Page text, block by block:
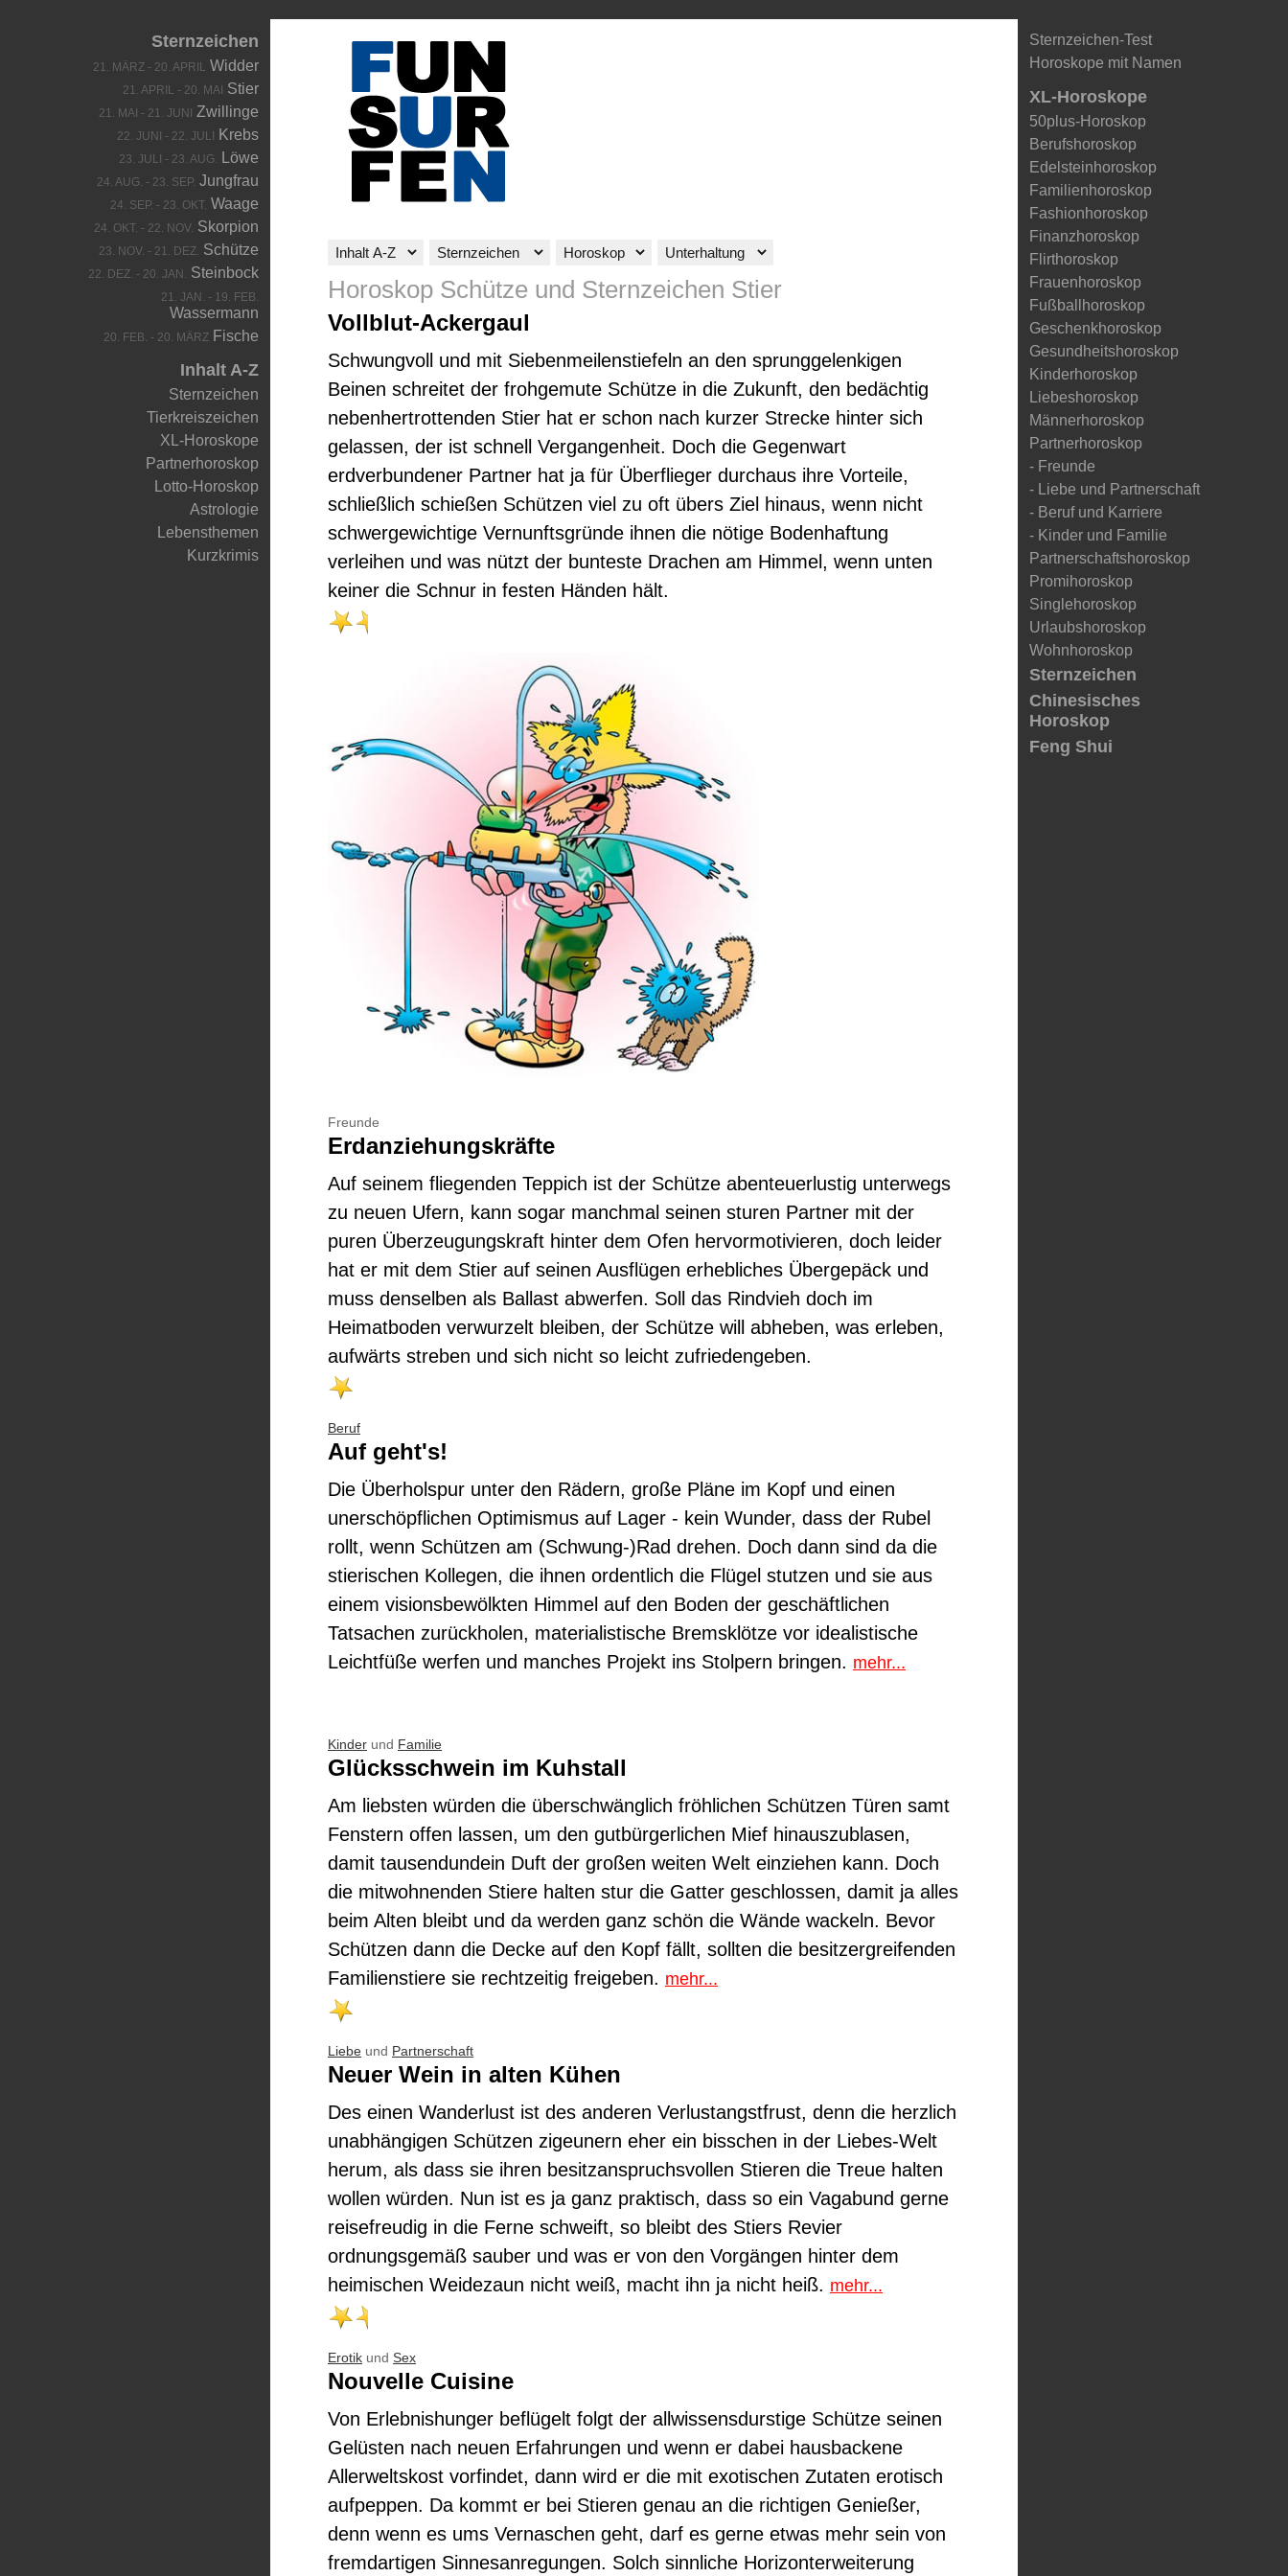
Sternzeichen
21. MÄRZ - 20. APRIL Widder
21. APRIL - 20. MAI Stier
21. MAI - 21. JUNI Zwillinge
22. JUNI - 22. JULI Krebs
23. JULI - 23. AUG. Löwe
24. AUG. - 23. SEP. Jungfrau
24. SEP. - 23. OKT. Waage
24. OKT. - 22. NOV. Skorpion
23. NOV. - 21. DEZ. Schütze
22. DEZ. - 20. JAN. Steinbock
21. JAN. - 19. FEB.
Wassermann
20. FEB. - 20. MÄRZ Fische
Inhalt A-Z
Sternzeichen
Tierkreiszeichen
XL-Horoskope
Partnerhoroskop
Lotto-Horoskop
Astrologie
Lebensthemen
Kurzkrimis
Sternzeichen-Test
Horoskope mit Namen
XL-Horoskope
50plus-Horoskop
Berufshoroskop
Edelsteinhoroskop
Familienhoroskop
Fashionhoroskop
Finanzhoroskop
Flirthoroskop
Frauenhoroskop
Fußballhoroskop
Geschenkhoroskop
Gesundheitshoroskop
Kinderhoroskop
Liebeshoroskop
Männerhoroskop
Partnerhoroskop
- Freunde
- Liebe und Partnerschaft
- Beruf und Karriere
- Kinder und Familie
Partnerschaftshoroskop
Promihoroskop
Singlehoroskop
Urlaubshoroskop
Wohnhoroskop
Sternzeichen
Chinesisches
Horoskop
Feng Shui
Horoskop Schütze und Sternzeichen Stier
Vollblut-Ackergaul
Schwungvoll und mit Siebenmeilenstiefeln an den sprunggelenkigen
Beinen schreitet der frohgemute Schütze in die Zukunft, den bedächtig
nebenhertrottenden Stier hat er schon nach kurzer Strecke hinter sich
gelassen, der ist schnell Vergangenheit. Doch die Gegenwart
erdverbundener Partner hat ja für Überflieger durchaus ihre Vorteile,
schließlich schießen Schützen viel zu oft übers Ziel hinaus, wenn nicht
schwergewichtige Vernunftsgründe ihnen die nötige Bodenhaftung
verleihen und was nützt der bunteste Drachen am Himmel, wenn unten
keiner die Schnur in festen Händen hält.
Freunde
Erdanziehungskräfte
Auf seinem fliegenden Teppich ist der Schütze abenteuerlustig unterwegs
zu neuen Ufern, kann sogar manchmal seinen sturen Partner mit der
puren Überzeugungskraft hinter dem Ofen hervormotivieren, doch leider
hat er mit dem Stier auf seinen Ausflügen erhebliches Übergepäck und
muss denselben als Ballast abwerfen. Soll das Rindvieh doch im
Heimatboden verwurzelt bleiben, der Schütze will abheben, was erleben,
aufwärts streben und sich nicht so leicht zufriedengeben.
Beruf
Auf geht's!
Die Überholspur unter den Rädern, große Pläne im Kopf und einen
unerschöpflichen Optimismus auf Lager - kein Wunder, dass der Rubel
rollt, wenn Schützen am (Schwung-)Rad drehen. Doch dann sind da die
stierischen Kollegen, die ihnen ordentlich die Flügel stutzen und sie aus
einem visionsbewölkten Himmel auf den Boden der geschäftlichen
Tatsachen zurückholen, materialistische Bremsklötze vor idealistische
Leichtfüße werfen und manches Projekt ins Stolpern bringen. mehr...
Kinder und Familie
Glücksschwein im Kuhstall
Am liebsten würden die überschwänglich fröhlichen Schützen Türen samt
Fenstern offen lassen, um den gutbürgerlichen Mief hinauszublasen,
damit tausendundein Duft der großen weiten Welt einziehen kann. Doch
die mitwohnenden Stiere halten stur die Gatter geschlossen, damit ja alles
beim Alten bleibt und da werden ganz schön die Wände wackeln. Bevor
Schützen dann die Decke auf den Kopf fällt, sollten die besitzergreifenden
Familienstiere sie rechtzeitig freigeben. mehr...
Liebe und Partnerschaft
Neuer Wein in alten Kühen
Des einen Wanderlust ist des anderen Verlustangstfrust, denn die herzlich
unabhängigen Schützen zigeunern eher ein bisschen in der Liebes-Welt
herum, als dass sie ihren besitzanspruchsvollen Stieren die Treue halten
wollen würden. Nun ist es ja ganz praktisch, dass so ein Vagabund gerne
reisefreudig in die Ferne schweift, so bleibt des Stiers Revier
ordnungsgemäß sauber und was er von den Vorgängen hinter dem
heimischen Weidezaun nicht weiß, macht ihn ja nicht heiß. mehr...
Erotik und Sex
Nouvelle Cuisine
Von Erlebnishunger beflügelt folgt der allwissensdurstige Schütze seinen
Gelüsten nach neuen Erfahrungen und wenn er dabei hausbackene
Allerweltskost vorfindet, dann wird er die mit exotischen Zutaten erotisch
aufpeppen. Da kommt er bei Stieren genau an die richtigen Genießer,
denn wenn es ums Vernaschen geht, darf es gerne etwas mehr sein von
fremdartigen Sinnesanregungen. Solch sinnliche Horizonterweiterung